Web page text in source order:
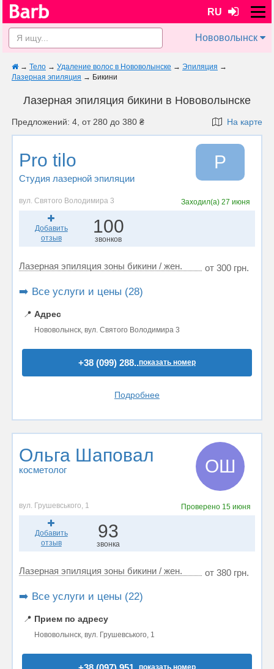
RU
Нововолынск
→ Тело → Удаление волос в Нововолынске → Эпиляция →
Лазерная эпиляция → Бикини
Лазерная эпиляция бикини в Нововолынске
Предложений: 4, от 280 до 380 ₴ На карте
Pro tilo
Студия лазерной эпиляции
P
вул. Святого Володимира 3 Заходил(а)27 июня
Добавить
отзыв
100
звонков
Лазерная эпиляция зоны бикини / жен. от 300 грн.
➡️ Все услуги и цены (28)
📍 Адрес
Нововолынск, вул. Святого Володимира 3
+38 (099) 288..показать номер
Подробнее
Ольга Шаповал
косметолог ОШ
вул. Грушевського, 1 Проверено 15 июня
Добавить
отзыв
93
звонка
Лазерная эпиляция зоны бикини / жен. от 380 грн.
➡️ Все услуги и цены (22)
📍 Прием по адресу
Нововолынск, вул. Грушевського, 1
показать номер